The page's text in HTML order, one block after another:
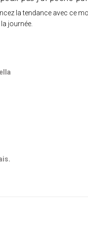
la tendance avec ce
journée.